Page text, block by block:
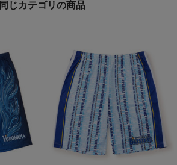
同じカテゴリの商品